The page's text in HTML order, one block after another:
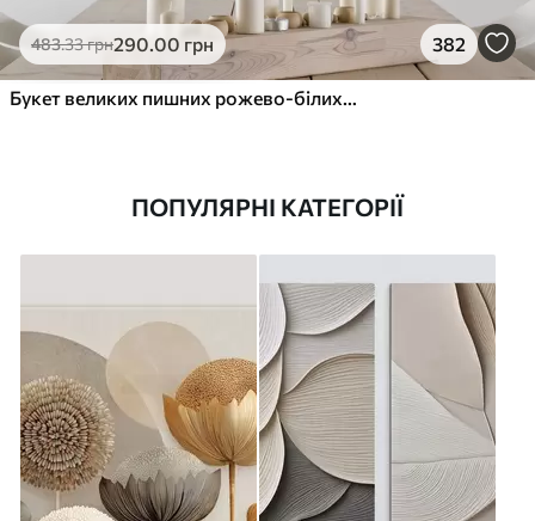
483.33грн290.00 грн 382
Букет великих пишних рожево-білих квітів півонії із зеленим листям на м’якому розмитому фоні
ПОПУЛЯРНІ КАТЕГОРІЇ